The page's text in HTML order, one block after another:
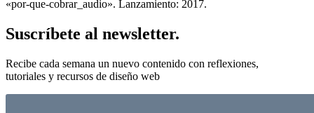
«por-que-cobrar_audio». Lanzamiento: 2017.
Suscríbete al newsletter.
Recibe cada semana un nuevo contenido con reflexiones,
tutoriales y recursos de diseño web